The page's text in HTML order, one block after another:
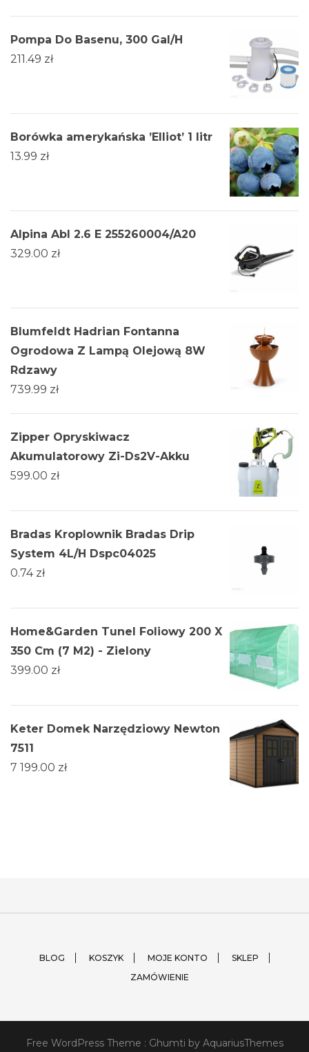
Pompa Do Basenu, 300 Gal/H
211.49 zł
Borówka amerykańska ’Elliot’ 1 litr
13.99 zł
Alpina Abl 2.6 E 255260004/A20
329.00 zł
Blumfeldt Hadrian Fontanna
Ogrodowa Z Lampą Olejową 8W
Rdzawy
739.99 zł
Zipper Opryskiwacz
Akumulatorowy Zi-Ds2V-Akku
599.00 zł
Bradas Kroplownik Bradas Drip
System 4L/H Dspc04025
0.74 zł
Home&Garden Tunel Foliowy 200 X
350 Cm (7 M2) - Zielony
399.00 zł
Keter Domek Narzędziowy Newton
7511
7 199.00 zł
BLOG KOSZYK MOJE KONTO
SKLEP
ZAMÓWIENIE
Free WordPress Theme : Ghumti by AquariusThemes